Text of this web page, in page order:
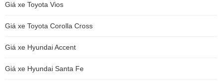
Giá xe Toyota Vios
Giá xe Toyota Corolla Cross
Giá xe Hyundai Accent
Giá xe Hyundai Santa Fe